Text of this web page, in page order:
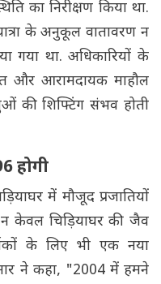
का निरीक्षण किया था.
के अनुकूल वातावरण न
गया था. अधिकारियों के
और आरामदायक माहौल
की शिफ्टिंग संभव होती
होगी
में मौजूद प्रजातियों
केवल चिड़ियाघर की जैव
के लिए भी एक नया
ने कहा, "2004 में हमने